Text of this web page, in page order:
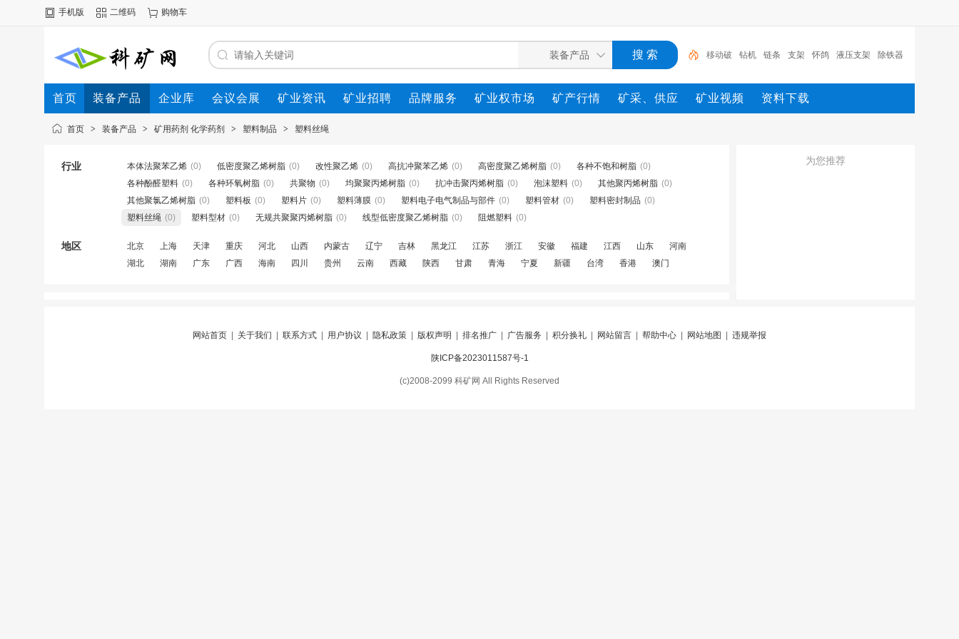
手机版 二维码 购物车
移动破 钻机 链条 支架 怀鸽 液压支架 除铁器
锚杆 电机 矿 移动破
首页 装备产品 企业库 会议会展 矿业资讯 矿业招聘 品牌服务 矿业权市场 矿产行情 矿采、供应 矿业视频 资料下载
首页 > 装备产品 > 矿用药剂 化学药剂 > 塑料制品 > 塑料丝绳
行业 本体法聚苯乙烯 (0) 低密度聚乙烯树脂 (0) 改性聚乙烯 (0) 高抗冲聚苯乙烯 (0) 高密度聚乙烯树脂 (0) 各种不饱和树脂 (0)
各种酚醛塑料 (0) 各种环氧树脂 (0) 共聚物 (0) 均聚聚丙烯树脂 (0) 抗冲击聚丙烯树脂 (0) 泡沫塑料 (0) 其他聚丙烯树脂 (0)
其他聚氯乙烯树脂 (0) 塑料板 (0) 塑料片 (0) 塑料薄膜 (0) 塑料电子电气制品与部件 (0) 塑料管材 (0) 塑料密封制品 (0)
塑料丝绳 (0) 塑料型材 (0) 无规共聚聚丙烯树脂 (0) 线型低密度聚乙烯树脂 (0) 阻燃塑料 (0)
地区 北京 上海 天津 重庆 河北 山西 内蒙古 辽宁 吉林 黑龙江 江苏 浙江 安徽 福建 江西 山东
河南
湖北
湖南 广东 广西 海南 四川 贵州 云南 西藏 陕西 甘肃 青海 宁夏 新疆 台湾 香港 澳门
为您推荐
网站首页 关于我们 联系方式 用户协议 隐私政策 版权声明 排名推广 广告服务 积分换礼 网站留言 帮助中心 网站地图 违规举报
陕ICP备2023011587号-1
(c)2008-2099 科矿网 All Rights Reserved